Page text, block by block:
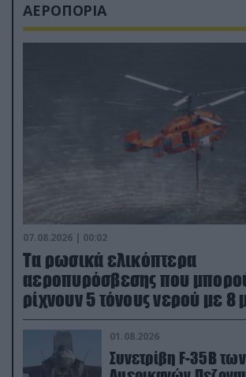
ΑΕΡΟΠΟΡΙΑ
07.08.2026 | 00:02
Τα ρωσικά ελικόπτερα
αεροπυρόσβεσης που
ρίχνουν 5 τόνους νερού με
01.08.2026
Συνετρίβη F-35B των